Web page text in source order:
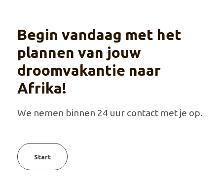
Begin vandaag met het
plannen van jouw
droomvakantie naar
Afrika!
We nemen binnen 24 uur contact met je op.
Start